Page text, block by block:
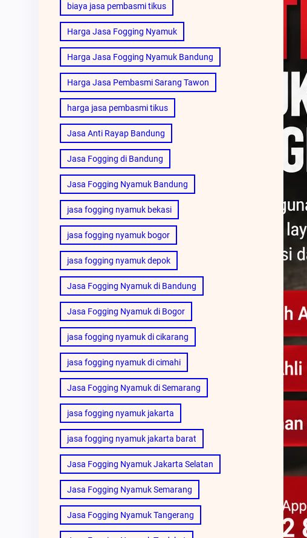
biaya jasa pembasmi tikus
Harga Jasa Fogging Nyamuk
Harga Jasa Fogging Nyamuk Bandung
Harga Jasa Pembasmi Sarang Tawon
harga jasa pembasmi tikus
Jasa Anti Rayap Bandung
Jasa Fogging di Bandung
Jasa Fogging Nyamuk Bandung
jasa fogging nyamuk bekasi
jasa fogging nyamuk bogor
jasa fogging nyamuk depok
Jasa Fogging Nyamuk di Bandung
Jasa Fogging Nyamuk di Bogor
jasa fogging nyamuk di cikarang
jasa fogging nyamuk di cimahi
Jasa Fogging Nyamuk di Semarang
jasa fogging nyamuk jakarta
jasa fogging nyamuk jakarta barat
Jasa Fogging Nyamuk Jakarta Selatan
Jasa Fogging Nyamuk Semarang
Jasa Fogging Nyamuk Tangerang